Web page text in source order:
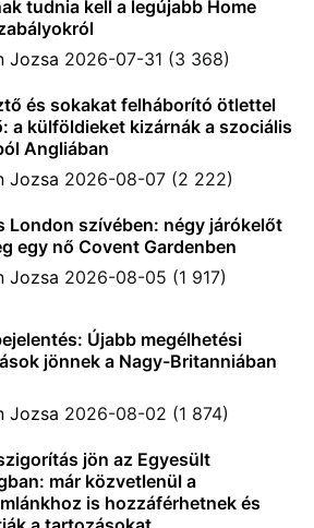
tudnia kell a legújabb Home
Jozsa 2026-07-31 (3 368)
és sokakat felháborító ötlettel
a külföldieket kizárnák a szociális
Angliában
Jozsa 2026-08-07 (2 222)
London szívében: négy járókelőt
egy nő Covent Gardenben
Jozsa 2026-08-05 (1 917)
Újabb megélhetési
jönnek a Nagy-Britanniában
Jozsa 2026-08-02 (1 874)
jön az Egyesült
már közvetlenül a
is hozzáférhetnek és